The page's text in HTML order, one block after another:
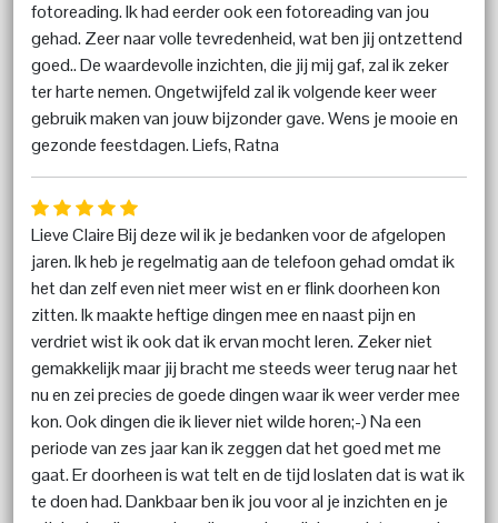
fotoreading. Ik had eerder ook een fotoreading van jou
gehad. Zeer naar volle tevredenheid, wat ben jij ontzettend
goed.. De waardevolle inzichten, die jij mij gaf, zal ik zeker
ter harte nemen. Ongetwijfeld zal ik volgende keer weer
gebruik maken van jouw bijzonder gave. Wens je mooie en
gezonde feestdagen. Liefs, Ratna
Lieve Claire Bij deze wil ik je bedanken voor de afgelopen
jaren. Ik heb je regelmatig aan de telefoon gehad omdat ik
het dan zelf even niet meer wist en er flink doorheen kon
zitten. Ik maakte heftige dingen mee en naast pijn en
verdriet wist ik ook dat ik ervan mocht leren. Zeker niet
gemakkelijk maar jij bracht me steeds weer terug naar het
nu en zei precies de goede dingen waar ik weer verder mee
kon. Ook dingen die ik liever niet wilde horen;-) Na een
periode van zes jaar kan ik zeggen dat het goed met me
gaat. Er doorheen is wat telt en de tijd loslaten dat is wat ik
te doen had. Dankbaar ben ik jou voor al je inzichten en je